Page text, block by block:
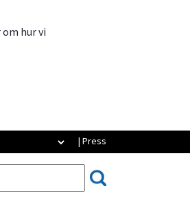
hur vi
| Press